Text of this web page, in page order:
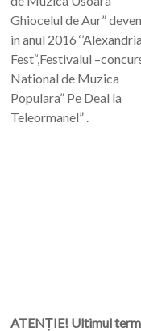
Ghiocelul de Aur”
in anul 2016
Fest“,Festivalul
National de Muzica
Populara” Pe Deal la
Teleormanel” .
ATENȚIE! Ultimul